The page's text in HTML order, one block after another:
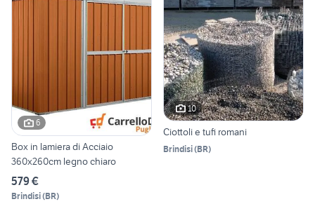
6
Box in lamiera di Acciaio
360x260cm legno chiaro
579 €
Brindisi(BR)
10
Ciottoli e tufi romani
Brindisi(BR)